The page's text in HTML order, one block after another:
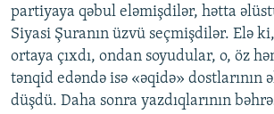
partiyaya qəbul eləmişdilər, hətta
Siyasi Şuranın üzvü seçmişdilər. Elə
ortaya çıxdı, ondan soyudular, o, öz
tənqid edəndə isə «əqidə» dostlarının
düşdü. Daha sonra yazdıqlarının